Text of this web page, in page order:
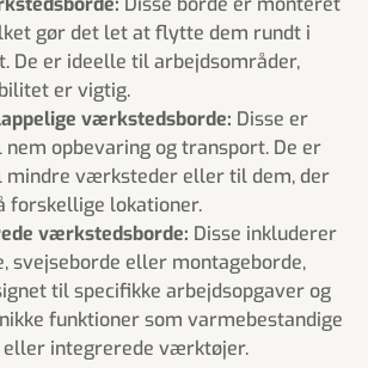
gør det let at flytte dem rundt i
De er ideelle til arbejdsområder,
er vigtig.
værkstedsborde: Disse er
nem opbevaring og transport. De er
mindre værksteder eller til dem, der
forskellige lokationer.
værkstedsborde: Disse inkluderer
svejseborde eller montageborde,
til specifikke arbejdsopgaver og
funktioner som varmebestandige
integrerede værktøjer.